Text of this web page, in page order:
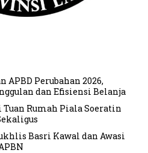
APBD Perubahan 2026,
dan Efisiensi Belanja
Rumah Piala Soeratin
Basri Kawal dan Awasi